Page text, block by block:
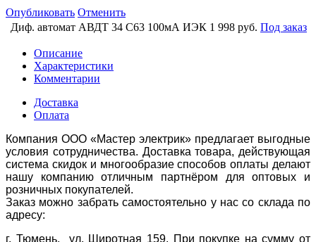
Опубликовать Отменить
Диф. автомат АВДТ 34 C63 100мА ИЭК 1 998 руб. Под заказ
Описание
Характеристики
Комментарии
Доставка
Оплата
Компания ООО «Мастер электрик» предлагает выгодные
условия сотрудничества. Доставка товара, действующая
система скидок и многообразие способов оплаты делают
нашу компанию отличным партнёром для оптовых и
розничных покупателей.
Заказ можно забрать самостоятельно у нас со склада по
адресу:
г. Тюмень, ул. Широтная 159. При покупке на сумму от